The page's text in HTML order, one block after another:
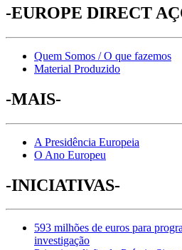
-EUROPE DIRECT
Quem Somos / O que fazemos
Material Produzido
-MAIS-
A Presidência Europeia
O Ano Europeu
-INICIATIVAS-
593 milhões de euros para
investigação